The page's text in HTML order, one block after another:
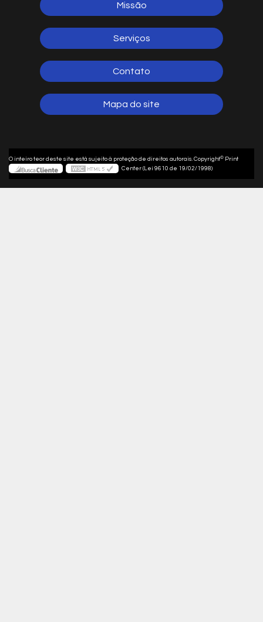
Missão
Serviços
Contato
Mapa do site
O inteiro teor deste site está sujeito à proteção de direitos autorais. Copyright© Print
Center (Lei 9610 de 19/02/1998)